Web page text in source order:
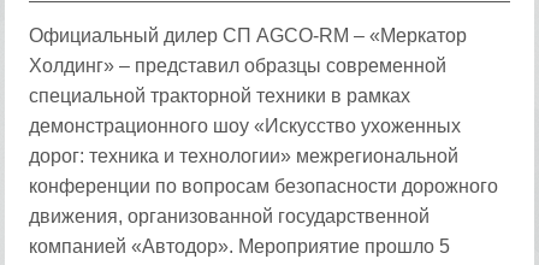
Официальный дилер СП AGCO-RM – «Меркатор
Холдинг» – представил образцы современной
специальной тракторной техники в рамках
демонстрационного шоу «Искусство ухоженных
дорог: техника и технологии» межрегиональной
конференции по вопросам безопасности дорожного
движения, организованной государственной
компанией «Автодор». Мероприятие прошло 5